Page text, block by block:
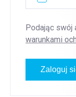
Podając swój
warunkami
Zaloguj